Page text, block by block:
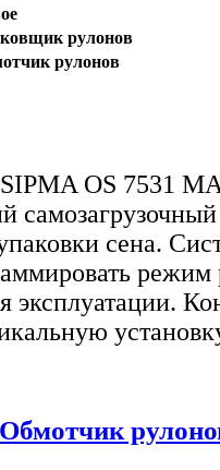
рулонов
рулонов
OS 7531
самозагрузочный
сена.
эксплуатации.
Обмотчик